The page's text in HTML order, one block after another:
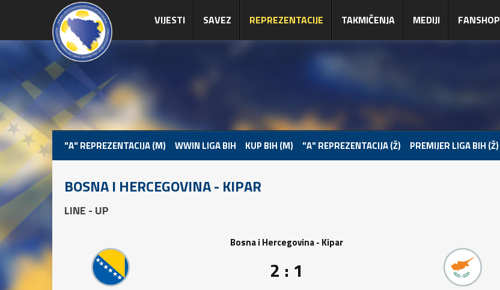
VIJESTI SAVEZ REPREZENTACIJE TAKMIČENJA MEDIJI FANSHOP
"A" REPREZENTACIJA (M) WWIN LIGA BIH KUP BIH (M) "A" REPREZENTACIJA (Ž) PREMIJER LIGA BIH (Ž)
BOSNA I HERCEGOVINA - KIPAR
LINE - UP
Bosna i Hercegovina - Kipar
2 : 1